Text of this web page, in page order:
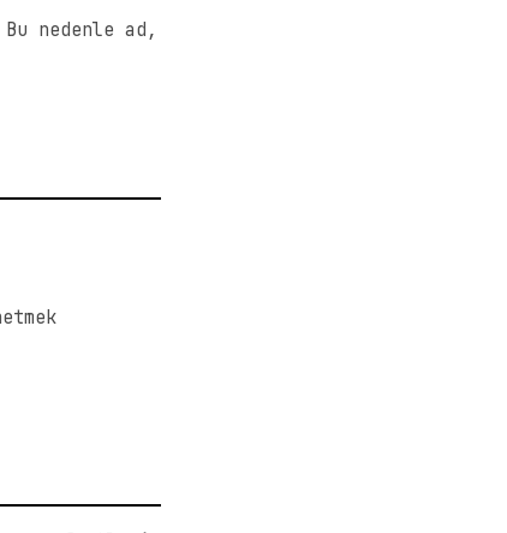
nedenle ad,